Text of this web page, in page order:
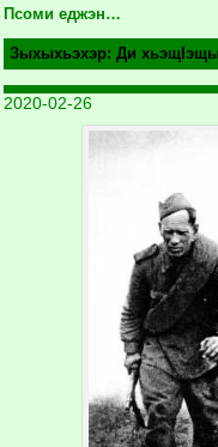
Псоми еджэн…
Зыхыхьэхэр:Ди
2020-02-26